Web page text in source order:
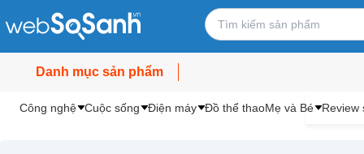
Danh mục sản phẩm
Công nghệ Cuộc sống Điện máy Đồ thể thaoMẹ và Bé Review